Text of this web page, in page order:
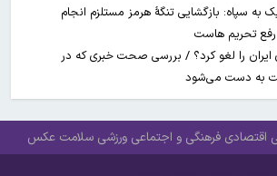
به سپاه: بازگشایی تنگۀ هرمز مستلزم انجام
رفع تحریم هاست
ایران را لغو کرد؟ / بررسی صحت خبری که در
به دست می‌شود
اقتصادی فرهنگی و اجتماعی ورزشی سلامت عکس